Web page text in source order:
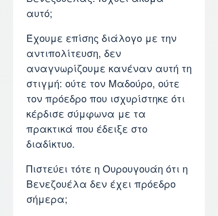
αυτό;
Έχουμε επίσης διάλογο με την
αντιπολίτευση, δεν
αναγνωρίζουμε κανέναν αυτή τη
στιγμή: ούτε τον Μαδούρο, ούτε
τον πρόεδρο που ισχυρίστηκε ότι
κέρδισε σύμφωνα με τα
πρακτικά που έδειξε στο
διαδίκτυο.
Πιστεύει τότε η Ουρουγουάη ότι η
Βενεζουέλα δεν έχει πρόεδρο
σήμερα;